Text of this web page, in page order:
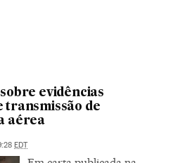
evidências
transmissão de
aérea
EDT